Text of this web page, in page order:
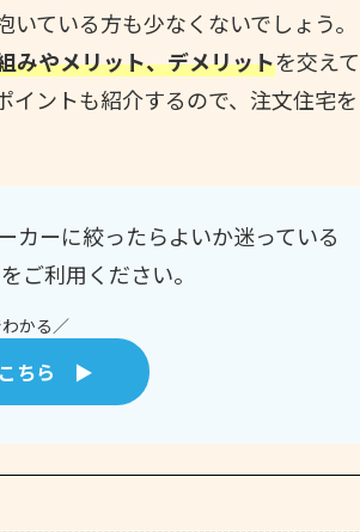
ている方も少なくないでしょう。
みやメリット、デメリットを交えて
ントも紹介するので、注文住宅を
カーに絞ったらよいか迷っている
ご利用ください。
かる／
こちら ▶